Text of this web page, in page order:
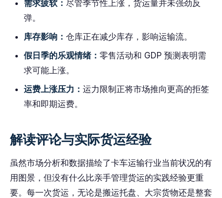
需求疲软： 尽管季节性上涨，货运量并未强劲反
弹。
库存影响： 仓库正在减少库存，影响运输流。
假日季的乐观情绪： 零售活动和 GDP 预测表明需
求可能上涨。
运费上涨压力： 运力限制正将市场推向更高的拒签
率和即期运费。
解读评论与实际货运经验
虽然市场分析和数据描绘了卡车运输行业当前状况的有
用图景，但没有什么比亲手管理货运的实践经验更重
要。每一次货运，无论是搬运托盘、大宗货物还是整套